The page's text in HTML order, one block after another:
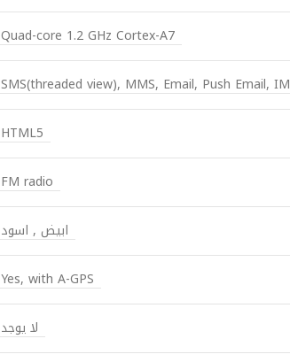
Quad-core 1.2 GHz Cortex-A7
SMS(threaded view), MMS, Email, Push Email, IM
HTML5
FM radio
ابيض , اسود
Yes, with A-GPS
لا يوجد